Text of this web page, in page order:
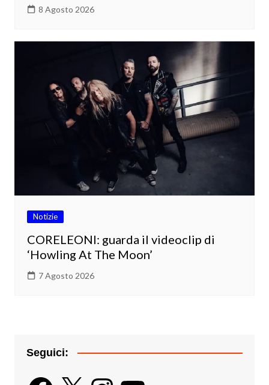
8 Agosto 2026
Notizie
CORELEONI: guarda il videoclip di
‘Howling At The Moon’
7 Agosto 2026
Seguici:
Facebook
X InstagramYouTube